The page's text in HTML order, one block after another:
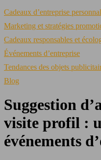
Cadeaux d’entreprise
Marketing et stratégies
Cadeaux responsables et
Événements d’entreprise
Tendances des objets
Blog
Suggestion
visite profil :
événements